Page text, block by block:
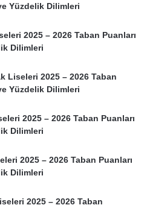
Yüzdelik Dilimleri
2025 – 2026 Taban Puanları
Dilimleri
Liseleri 2025 – 2026 Taban
Yüzdelik Dilimleri
2025 – 2026 Taban Puanları
Dilimleri
2025 – 2026 Taban Puanları
Dilimleri
2025 – 2026 Taban